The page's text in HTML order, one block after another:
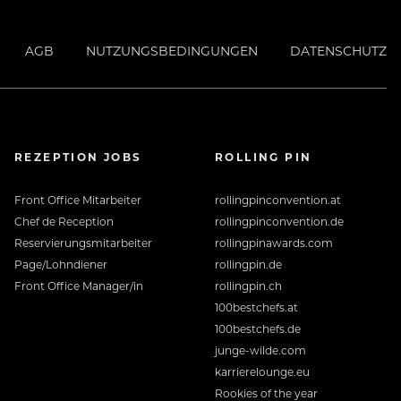
AGB NUTZUNGSBEDINGUNGEN DATENSCHUTZ
REZEPTION JOBS
Front Office Mitarbeiter
Chef de Reception
Reservierungsmitarbeiter
Page/Lohndiener
Front Office Manager/in
ROLLING PIN
rollingpinconvention.at
rollingpinconvention.de
rollingpinawards.com
rollingpin.de
rollingpin.ch
100bestchefs.at
100bestchefs.de
junge-wilde.com
karrierelounge.eu
Rookies of the year